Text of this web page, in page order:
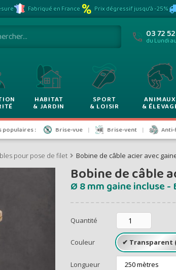
et
-5% à
Plus vous
moins vous
Fabriqué en France Prix dégressif jusqu'à -25%
03 72
du Lundi
HABITAT
& JARDIN
SPORT
& LOISIR
ANIMAUX
&
populaires : Brise-vue Brise-vent
pour pose de filet Bobine de câble acier avec
Bobine de câble
Ø 8 mm gaine incluse -
Quantité
Couleur
Longueur